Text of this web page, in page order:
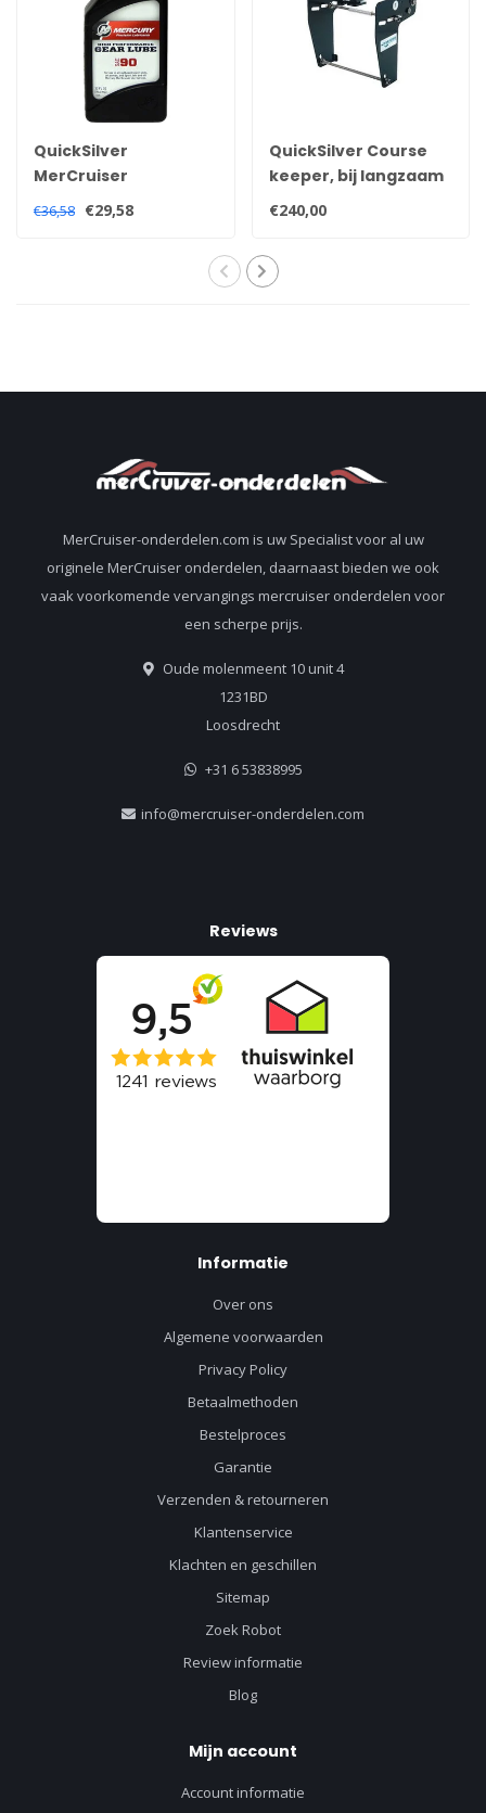
QuickSilver
MerCruiser
Quicksilver high
performance
€36,58 €29,58
QuickSilver Course
keeper, bij langzaam
varen uw boot onder
controle.
€240,00
MerCruiser-onderdelen.com is uw Specialist voor al uw
originele MerCruiser onderdelen, daarnaast bieden we ook
vaak voorkomende vervangings mercruiser onderdelen voor
een scherpe prijs.
Oude molenmeent 10 unit 4
1231BD
Loosdrecht
+31 6 53838995
info@mercruiser-onderdelen.com
Reviews
Informatie
Over ons
Algemene voorwaarden
Privacy Policy
Betaalmethoden
Bestelproces
Garantie
Verzenden & retourneren
Klantenservice
Klachten en geschillen
Sitemap
Zoek Robot
Review informatie
Blog
Mijn account
Account informatie